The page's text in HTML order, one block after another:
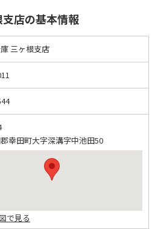
店の基本情報
三ヶ根支店
幸田町大字深溝字中池田50
で見る